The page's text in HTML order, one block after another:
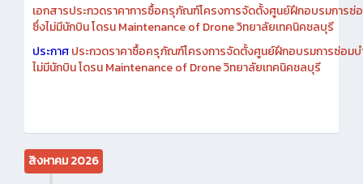
เอกสารประกวดราคาการซื้อครุภัณฑ์โครงการจัดตั้งศูนย์ฝึกอบรมการซ่
ซึ่งไม่มีนักบิน โดรน Maintenance of Drone วิทยาลัยเทคนิคชลบุรี
ประกาศประกวดราคาซื้อครุภัณฑ์โครงการจัดตั้งศูนย์ฝึกอบรมการซ่อมบ
ไม่มีนักบิน โดรน Maintenance of Drone วิทยาลัยเทคนิคชลบุรี
สิงหาคม 2026